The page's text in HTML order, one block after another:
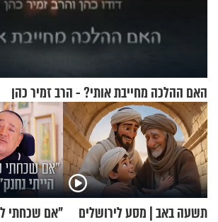
האם ההלכה מחייבת אותי? - הרב זמיר כהן
תשעה באב | מסע לירושלים
"אם שכחתי